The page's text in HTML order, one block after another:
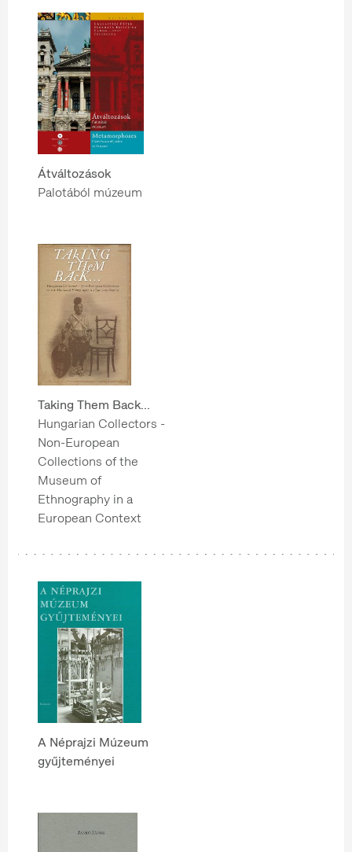
Átváltozások
Palotából múzeum
Taking Them Back...
Hungarian Collectors -
Non-European
Collections of the
Museum of
Ethnography in a
European Context
A Néprajzi Múzeum
gyűjteményei